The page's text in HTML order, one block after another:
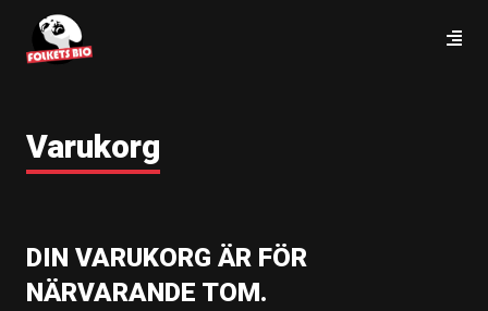
Varukorg
DIN VARUKORG ÄR FÖR
NÄRVARANDE TOM.